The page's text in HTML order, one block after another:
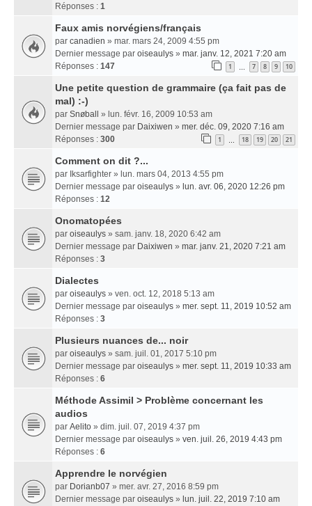
Réponses : 1
Faux amis norvégiens/français
par canadien » mar. mars 24, 2009 4:55 pm
Dernier message par oiseaulys » mar. janv. 12, 2021 7:20 am
Réponses : 147 1 … 7 8 9 10
Une petite question de grammaire (ça fait pas de
mal) :-)
par Snøball
» lun. févr. 16, 2009 10:53 am
Dernier message par Daixiwen » mer. déc. 09, 2020 7:16 am
Réponses : 300 1 … 18 19 20 21
Comment on dit ?...
par Iksarfighter » lun. mars 04, 2013 4:55 pm
Dernier message par oiseaulys » lun. avr. 06, 2020 12:26 pm
Réponses : 12
Onomatopées
par oiseaulys » sam. janv. 18, 2020 6:42 am
Dernier message par Daixiwen » mar. janv. 21, 2020 7:21 am
Réponses : 3
Dialectes
par oiseaulys » ven. oct. 12, 2018 5:13 am
Dernier message par oiseaulys » mer. sept. 11, 2019 10:52 am
Réponses : 3
Plusieurs nuances de... noir
par oiseaulys » sam. juil. 01, 2017 5:10 pm
Dernier message par oiseaulys » mer. sept. 11, 2019 10:33 am
Réponses : 6
Méthode Assimil > Problème concernant les
audios
par Aelito » dim. juil. 07, 2019 4:37 pm
Dernier message par oiseaulys » ven. juil. 26, 2019 4:43 pm
Réponses : 6
Apprendre le norvégien
par Dorianb07 » mer. avr. 27, 2016 8:59 pm
Dernier message par oiseaulys » lun. juil. 22, 2019 7:10 am